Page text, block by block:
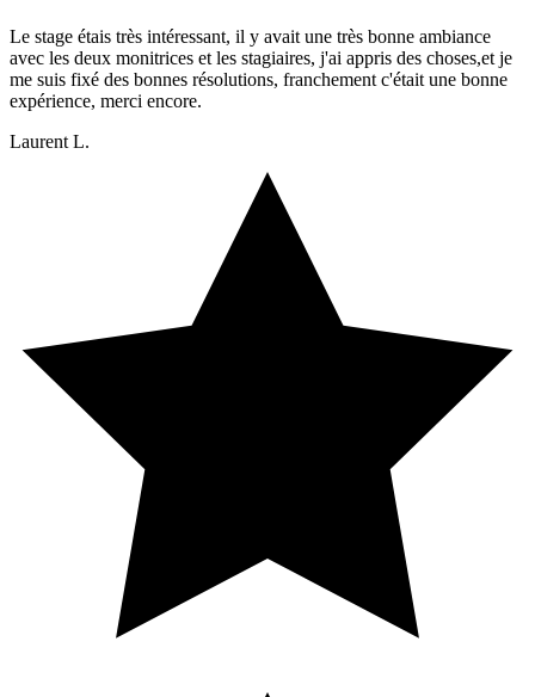
Le stage étais très intéressant, il y avait une très bonne ambiance
avec les deux monitrices et les stagiaires, j'ai appris des choses,et je
me suis fixé des bonnes résolutions, franchement c'était une bonne
expérience, merci encore.
Laurent L.